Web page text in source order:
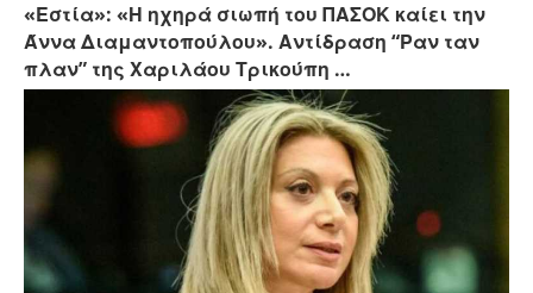
«Εστία»: «Η ηχηρά σιωπή του ΠΑΣΟΚ καίει την
Άννα Διαμαντοπούλου». Αντίδραση “Ραν ταν
πλαν” της Χαριλάου Τρικούπη …